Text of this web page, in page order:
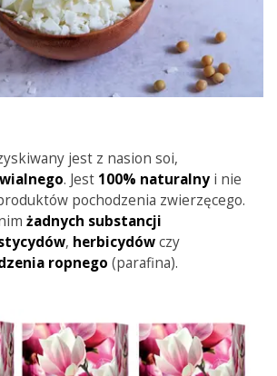
jest z nasion soi,
. Jest 100% naturalny i nie
pochodzenia zwierzęcego.
żadnych substancji
, herbicydówczy
ropnego (parafina).